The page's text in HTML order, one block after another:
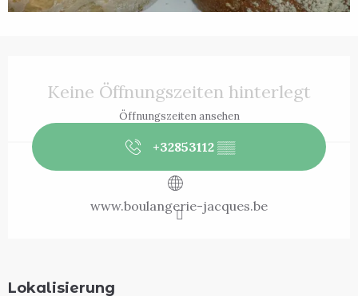
Keine Öffnungszeiten hinterlegt
Öffnungszeiten ansehen
+32853112 ▒▒
www.boulangerie-jacques.be
Lokalisierung